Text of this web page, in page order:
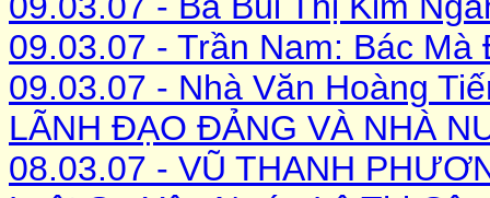
09.03.07 - Trần Nam: Bác
09.03.07 - Nhà Văn Hoàng
LÃNH ĐẠO ĐẢNG VÀ NHÀ
08.03.07 - VŨ THANH